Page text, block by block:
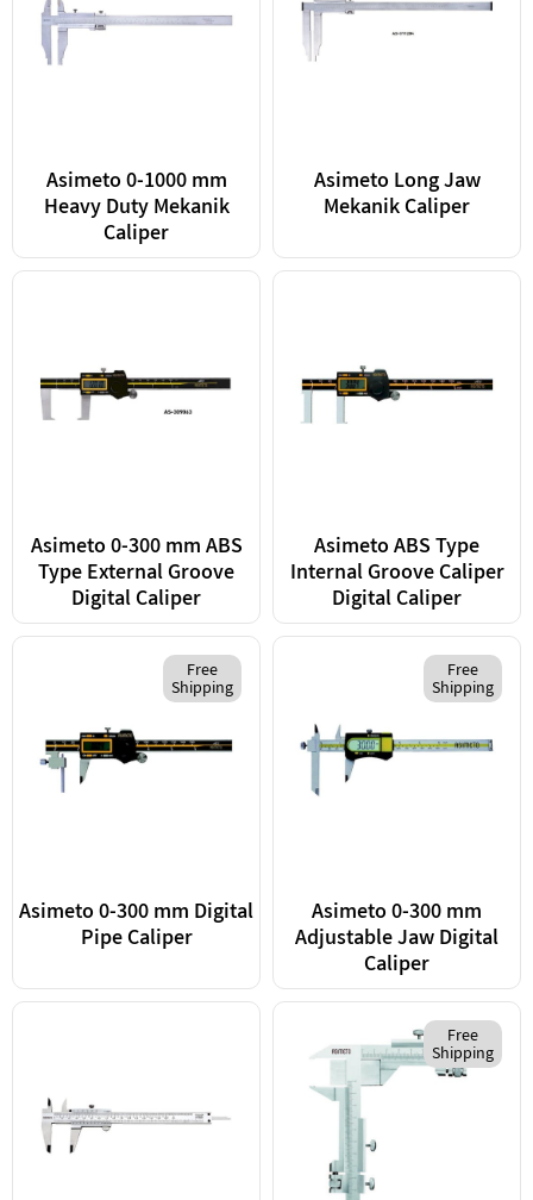
Asimeto 0-1000 mm
Heavy Duty Mekanik
Caliper
Asimeto Long Jaw
Mekanik Caliper
Asimeto 0-300 mm ABS
Type External Groove
Digital Caliper
Asimeto ABS Type
Internal Groove Caliper
Digital Caliper
Asimeto 0-300 mm Digital
Pipe Caliper
Free
Shipping
Asimeto 0-300 mm
Adjustable Jaw Digital
Caliper
Free
Shipping
Free
Shipping